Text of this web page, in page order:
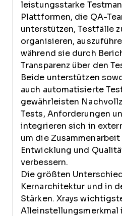
leistungsstarke
Plattformen, die QA-
unterstützen, Testfälle
organisieren,
während sie durch
Transparenz über den
Beide unterstützen
auch automatisierte
gewährleisten
Tests, Anforderungen
integrieren sich in
um die Zusammenarbeit
Entwicklung und
verbessern.
Die größten
Kernarchitektur und in
Stärken. Xrays